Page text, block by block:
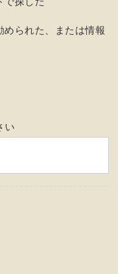
られた、または情報
い